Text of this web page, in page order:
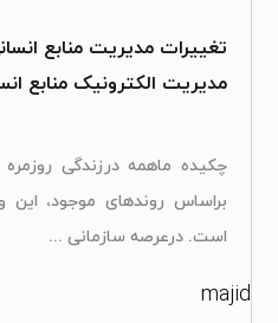
تغییرات مدیریت منابع
مدیریت الکترونیک منابع
چکیده ماهمه درزندگی
براساس روندهای موجود، این
است. درعرصه سازمانی ...
majid